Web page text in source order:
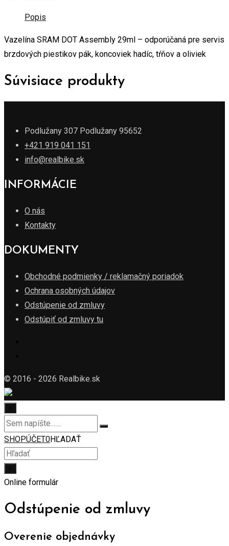
Popis
Vazelína SRAM DOT Assembly 29ml – odporúčaná pre servis
brzdových piestikov pák, koncoviek hadíc, tŕňov a oliviek
Súvisiace produkty
Podlužany 307 Podlužany 95652
+421 919 041 151
info@realbike.sk
INFORMÁCIE
O nás
Kontakty
DOKUMENTY
Obchodné podmienky / reklamačný poriadok
Ochrana osobných údajov
Odstúpenie od zmluvy
Odstúpiť od zmluvy tu
© 2016 - 2026 Realbike.sk
SHOPÚČET0HĽADAŤ
Online formulár
Odstúpenie od zmluvy
Overenie objednávky